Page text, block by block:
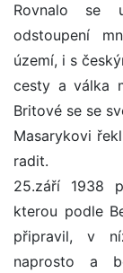
Rovnalo se
odstoupení
území, i s
cesty a válka
Britové se se
Masarykovi
radit.
25.září 1938
kterou podle
připravil, v
naprosto a